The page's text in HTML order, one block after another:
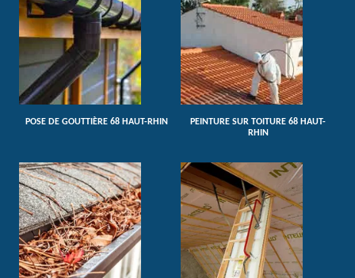
POSE DE GOUTTIÈRE 68 HAUT-RHIN
PEINTURE SUR TOITURE 68 HAUT-
RHIN